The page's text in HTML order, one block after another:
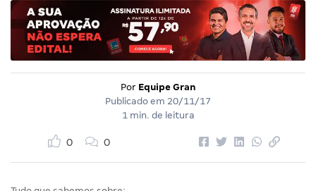
Por Equipe Gran
Publicado em 20/11/17
1 min. de leitura
0 0